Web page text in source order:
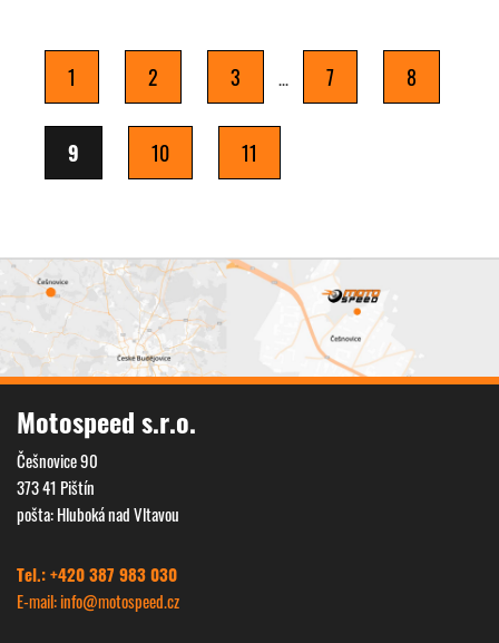
1 2 3 ... 7 8
9 10 11
Motospeed s.r.o.
Češnovice 90
373 41 Pištín
pošta: Hluboká nad Vltavou
Tel.: +420 387 983 030
E-mail: info@motospeed.cz